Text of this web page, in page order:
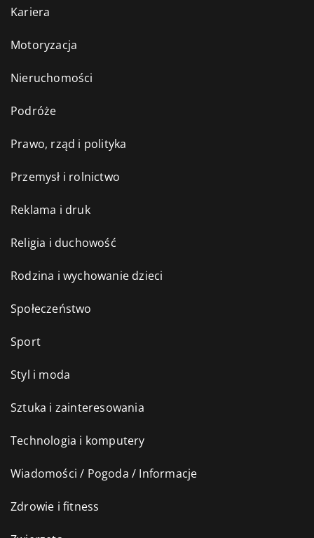
Kariera
Motoryzacja
Nieruchomości
Podróże
Prawo, rząd i polityka
Przemysł i rolnictwo
Reklama i druk
Religia i duchowość
Rodzina i wychowanie dzieci
Społeczeństwo
Sport
Styl i moda
Sztuka i zainteresowania
Technologia i komputery
Wiadomości / Pogoda / Informacje
Zdrowie i fitness